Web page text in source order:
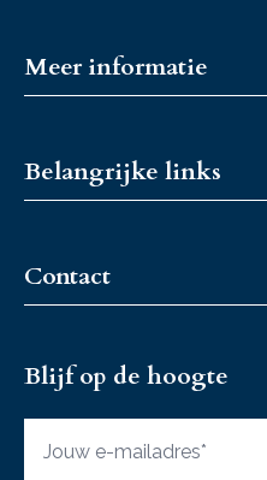
Meer informatie
Fokkerijcoaches
Fokkerijcoaches
Belangrijke links
Fokkerijcoaches
Vacatures
Contact
+31 6 37467433
Blijf op de hoogte